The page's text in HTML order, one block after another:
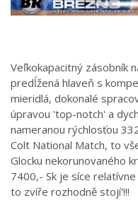
Veľkokapacitný zásobník
predĺžená hlaveň s
mieridlá, dokonalé
úpravou 'top-notch' a
nameranou rýchlosťou
Colt National Match, to
Glocku nekorunovaného
7400,- Sk je síce
to zvíře rozhodně stojí'!!!